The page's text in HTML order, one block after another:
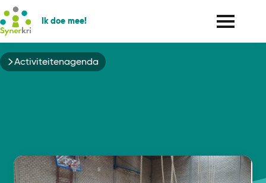
Ik doe mee!
Kruimelpad
Activiteitenagenda